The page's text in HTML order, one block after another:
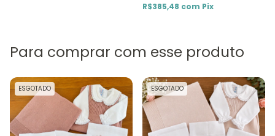
R$385,48 com Pix
Para comprar com esse produto
ESGOTADO ESGOTADO